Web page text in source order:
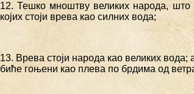
12. Тешко мноштву великих народа,
којих стоји врева као силних вода;
13. Врева стоји народа као великих
биће гоњени као плева по брдима од